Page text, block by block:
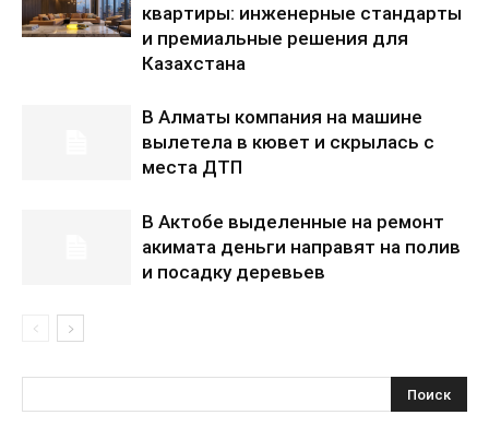
квартиры: инженерные стандарты
и премиальные решения для
Казахстана
В Алматы компания на машине
вылетела в кювет и скрылась с
места ДТП
В Актобе выделенные на ремонт
акимата деньги направят на полив
и посадку деревьев